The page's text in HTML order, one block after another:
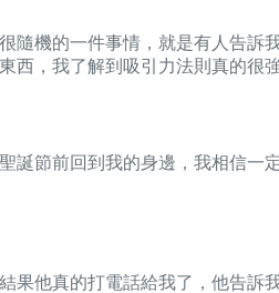
隨機的一件事情，就是有人告
西，我了解到吸引力法則真的很
誕節前回到我的身邊，我相信
果他真的打電話給我了，他告